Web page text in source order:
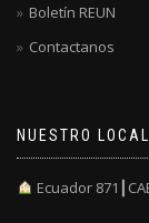
Boletín REUN
Contactanos
NUESTRO LOCAL
Ecuador